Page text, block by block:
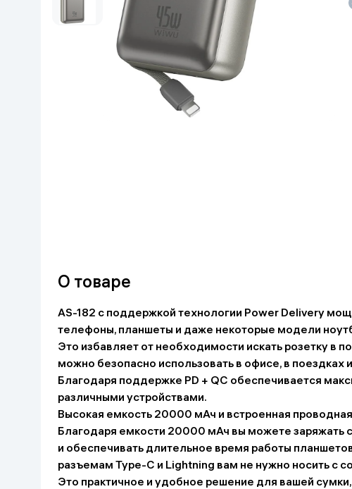
Красота и уход
Умный дом
Техника для игр
Дом и сад
Книги
Одежда и Обувь
Очки виртуальной
Умные очки
О товаре
AS-182 с поддержкой технологии Power Delivery
телефоны, планшеты и даже некоторые модели
Это избавляет от необходимости искать розетку в
можно безопасно использовать в офисе, в поездках
Благодаря поддержке PD + QC обеспечивается
различными устройствами.
Высокая емкость 20000 мАч и встроенная
Благодаря емкости 20000 мАч вы можете заряжать
и обеспечивать длительное время работы
разъемам Type-C и Lightning вам не нужно носить с
Это практичное и удобное решение для вашей